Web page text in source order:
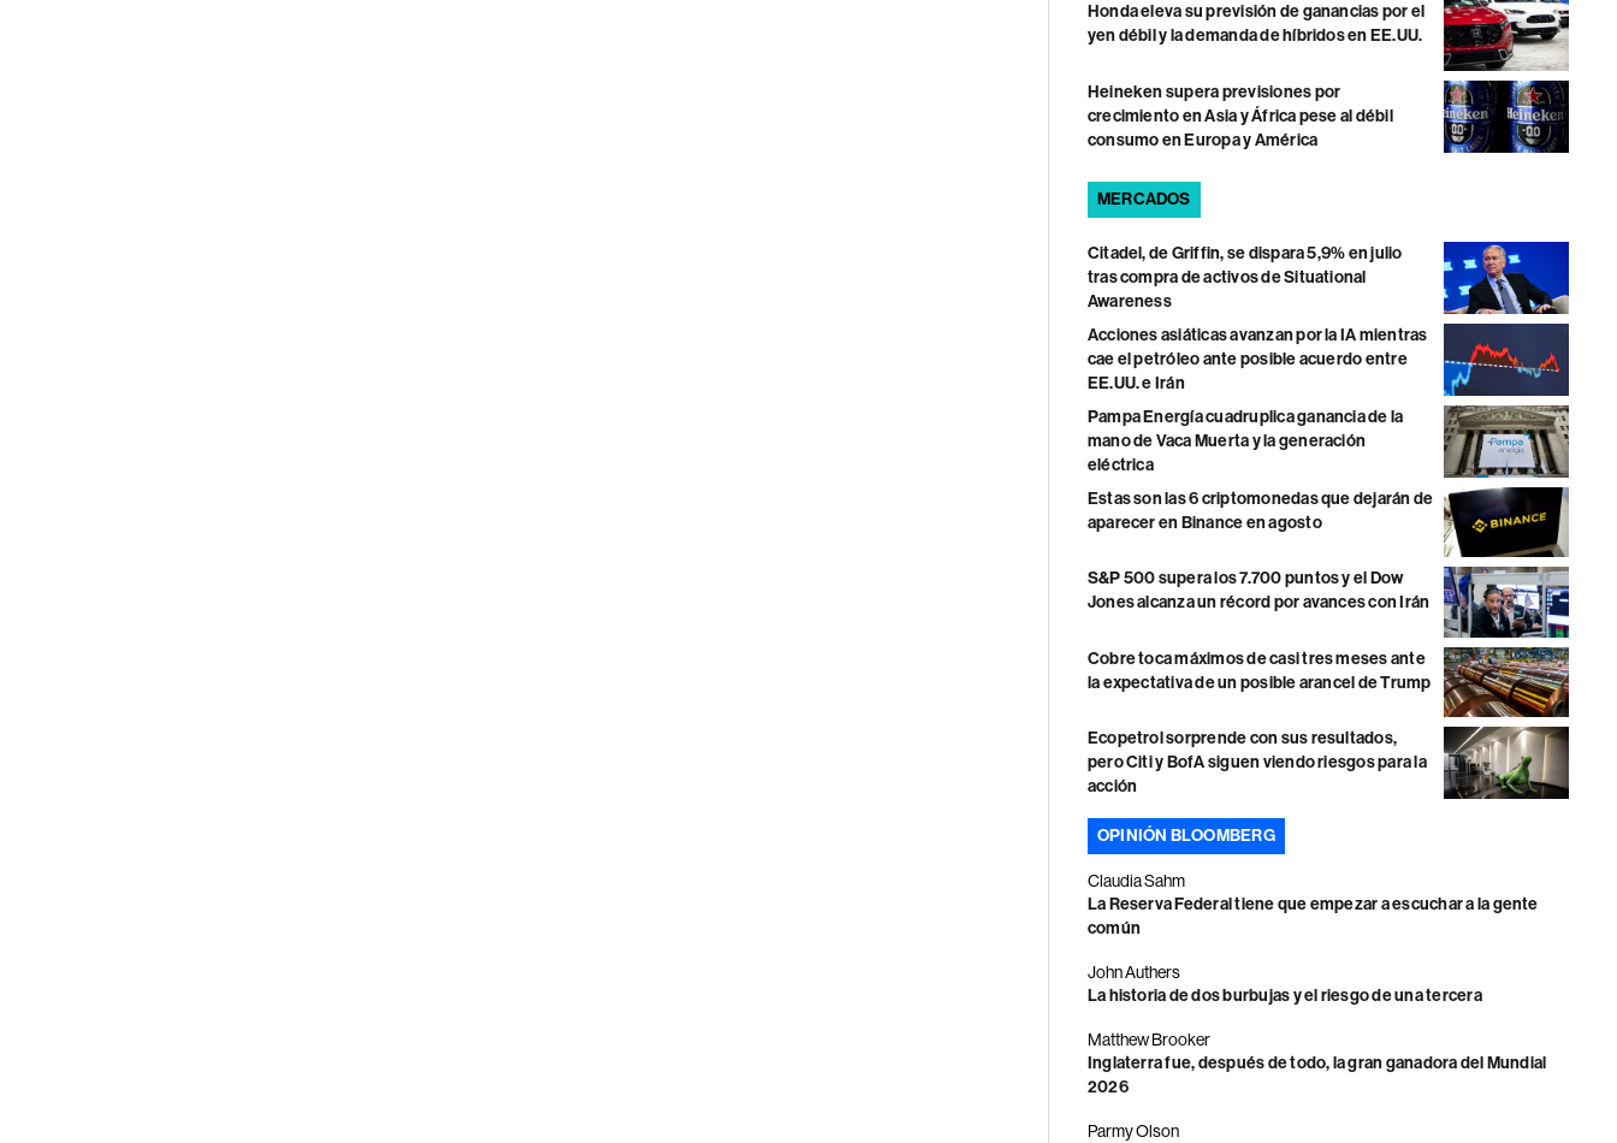
Honda eleva su previsión de ganancias por el
yen débil y la demanda de híbridos en EE.UU.
Heineken supera previsiones por
crecimiento en Asia y África pese al débil
consumo en Europa y América
MERCADOS
Citadel, de Griffin, se dispara 5,9% en julio
tras compra de activos de Situational
Awareness
Acciones asiáticas avanzan por la IA mientras
cae el petróleo ante posible acuerdo entre
EE.UU. e Irán
Pampa Energía cuadruplica ganancia de la
mano de Vaca Muerta y la generación
eléctrica
Estas son las 6 criptomonedas que dejarán de
aparecer en Binance en agosto
S&P 500 supera los 7.700 puntos y el Dow
Jones alcanza un récord por avances con Irán
Cobre toca máximos de casi tres meses ante
la expectativa de un posible arancel de Trump
Ecopetrol sorprende con sus resultados,
pero Citi y BofA siguen viendo riesgos para la
acción
OPINIÓN BLOOMBERG
Claudia Sahm
La Reserva Federal tiene que empezar a escuchar a la gente
común
John Authers
La historia de dos burbujas y el riesgo de una tercera
Matthew Brooker
Inglaterra fue, después de todo, la gran ganadora del Mundial
2026
Parmy Olson